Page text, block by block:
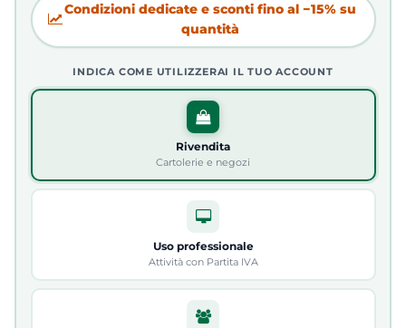
Condizioni dedicate e sconti fino al −15% su
quantità
INDICA COME UTILIZZERAI IL TUO ACCOUNT
Rivendita
Cartolerie e negozi
Uso professionale
Attività con Partita IVA